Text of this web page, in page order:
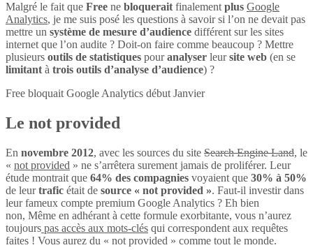
Malgré le fait que Free ne bloqueraitfinalementplus Google
Analytics, je me suis posé les questions à savoir si l’on ne devait pas
mettre un système de mesure d’audience différent sur les sites
internet que l’on audite ? Doit-on faire comme beaucoup ? Mettre
plusieurs outils de statistiques pouranalyser leursite web (en se
limitantà trois outils d’analyse d’audience) ?
Free bloquait Google Analytics début Janvier
Le not provided
En novembre 2012, avec les sources du site Search Engine Land, le
« not provided » ne s’arrêtera surement jamais de proliférer. Leur
étude montrait que 64% des compagnies voyaient que 30% à 50%
de leurtrafic était de source « not provided ». Faut-il investir dans
leur fameux compte premium Google Analytics ? Eh bien
non, Même en adhérant à cette formule exorbitante, vous n’aurez
toujours pas accès aux mots-clés qui correspondent aux requêtes
faites ! Vous aurez du « not provided » comme tout le monde.